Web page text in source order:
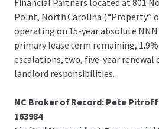
Financial Partners located at 801
Point, North Carolina (“Property”
operating on 15-year absolute
primary lease term remaining,
escalations, two, five-year renewal
landlord responsibilities.
NC Broker of Record: Pete Pitroff
163984